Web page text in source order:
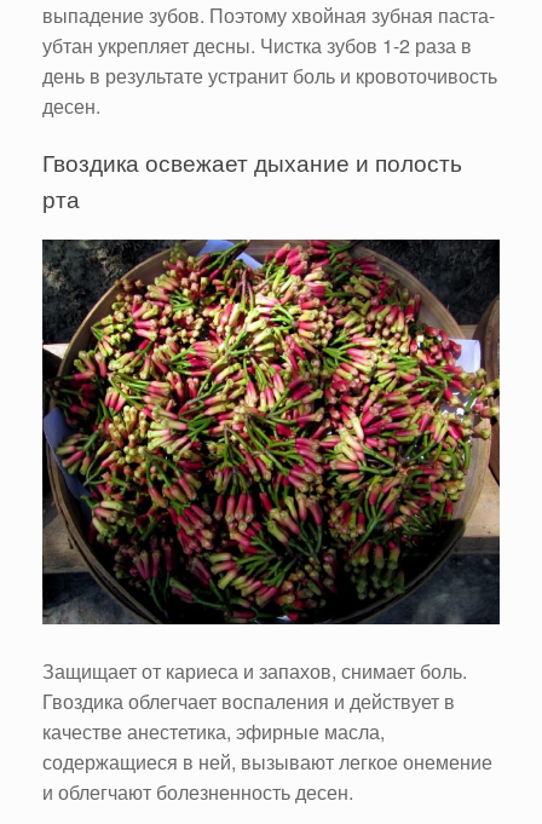
выпадение зубов. Поэтому хвойная зубная паста-
убтан укрепляет десны. Чистка зубов 1-2 раза в
день в результате устранит боль и кровоточивость
десен.
Гвоздика освежает дыхание и полость
рта
Защищает от кариеса и запахов, снимает боль.
Гвоздика облегчает воспаления и действует в
качестве анестетика, эфирные масла,
содержащиеся в ней, вызывают легкое онемение
и облегчают болезненность десен.